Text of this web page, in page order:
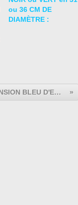
ou 36 CM DE
DIAMÈTRE :
SUSPENSION BLEU D'EAU - 31 CM DE DIAMÈTRE :